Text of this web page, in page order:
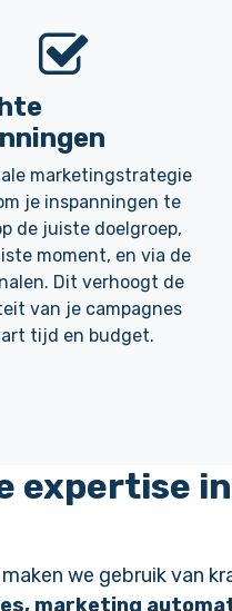
marketingstrategie
je inspanningen te
de juiste doelgroep,
moment, en via de
Dit verhoogt de
van je campagnes
tijd en budget.
expertise
maken we gebruik van
marketing